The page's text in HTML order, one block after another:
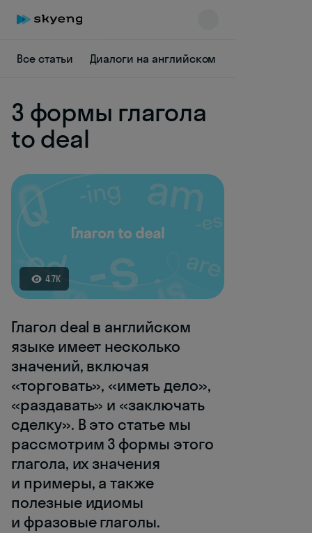
Все статьи Диалоги на английском
3 формы глагола
to deal
4.7K
Глагол deal в английском
языке имеет несколько
значений, включая
«торговать», «иметь дело»,
«раздавать» и «заключать
сделку». В это статье мы
рассмотрим 3 формы этого
глагола, их значения
и примеры, а также
полезные идиомы
и фразовые глаголы.
Skyeng Chat